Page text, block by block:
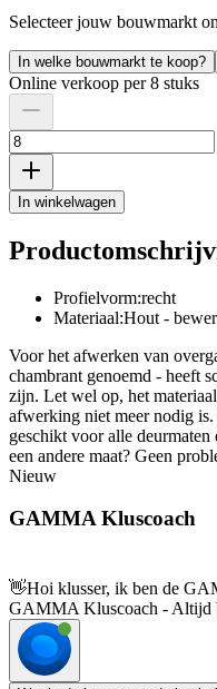
Selecteer jouw bouwmarkt
In welke bouwmarkt te koop?
Online verkoop per 8 stuks
In winkelwagen
Profielvorm:recht
Materiaal:Hout -
Voor het afwerken van
chambrant genoemd - heeft
zijn. Let wel op, het
afwerking niet meer nodig
geschikt voor alle
een andere maat? Geen
Nieuw
GAMMA Kluscoach
👋Hoi klusser, ik ben de
GAMMA Kluscoach - Altijd